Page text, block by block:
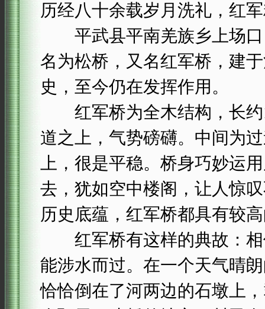
历经八十余载岁月洗礼，红
平武县平南羌族乡上场口
名为松桥，又名红军桥，建
史，至今仍在发挥作用。
红军桥为全木结构，长约
道之上，气势磅礴。中间为
上，很是平稳。桥身巧妙运
去，犹如空中楼阁，让人惊
历史底蕴，红军桥都具有较
红军桥有这样的典故：相
能涉水而过。在一个天气晴
恰恰倒在了河两边的石墩上